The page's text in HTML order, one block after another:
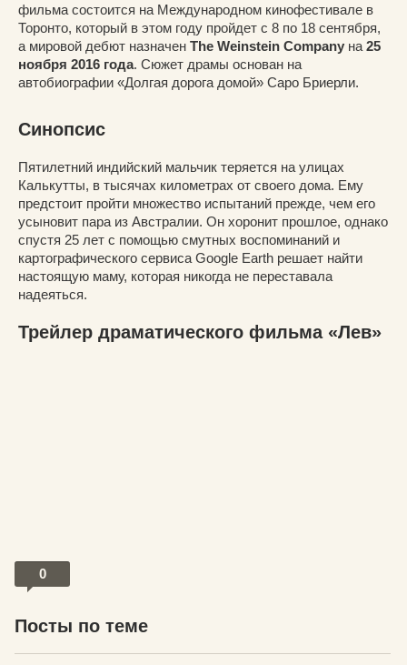
фильма состоится на Международном кинофестивале в
Торонто, который в этом году пройдет с 8 по 18 сентября,
а мировой дебют назначен The Weinstein Company на 25
ноября 2016 года. Сюжет драмы основан на
автобиографии «Долгая дорога домой» Саро Бриерли.
Синопсис
Пятилетний индийский мальчик теряется на улицах
Калькутты, в тысячах километрах от своего дома. Ему
предстоит пройти множество испытаний прежде, чем его
усыновит пара из Австралии. Он хоронит прошлое, однако
спустя 25 лет с помощью смутных воспоминаний и
картографического сервиса Google Earth решает найти
настоящую маму, которая никогда не переставала
надеяться.
Трейлер драматического фильма «Лев»
0
Посты по теме